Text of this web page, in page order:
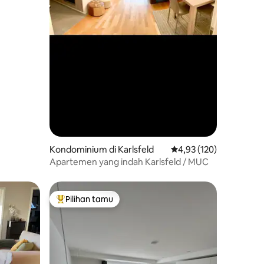
Kondominium di Karlsfeld Nilai rata-rata 4,93 dari
4,93 (120)
Apartemen yang indah Karlsfeld / MUC
Pilihan tamu terpopuler
Pilihan tamu